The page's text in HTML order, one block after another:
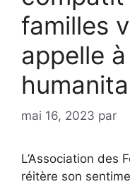
familles
appelle
mai 16, 2023 par
L’Association des
réitère son